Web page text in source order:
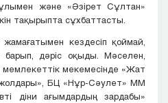
және «Әзірет Сұлтан»
тақырыпта сұхбаттасты.
кездесіп қоймай,
дәріс оқыды. Мәселен,
мекемесінде «Жат
БЦ «Нұр-Сәулет» ММ
діни ағымдардың зардабы»